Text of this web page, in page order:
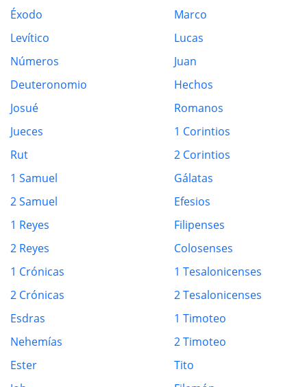
Éxodo
Levítico
Números
Deuteronomio
Josué
Jueces
Rut
1 Samuel
2 Samuel
1 Reyes
2 Reyes
1 Crónicas
2 Crónicas
Esdras
Nehemías
Ester
Marco
Lucas
Juan
Hechos
Romanos
1 Corintios
2 Corintios
Gálatas
Efesios
Filipenses
Colosenses
1 Tesalonicenses
2 Tesalonicenses
1 Timoteo
2 Timoteo
Tito